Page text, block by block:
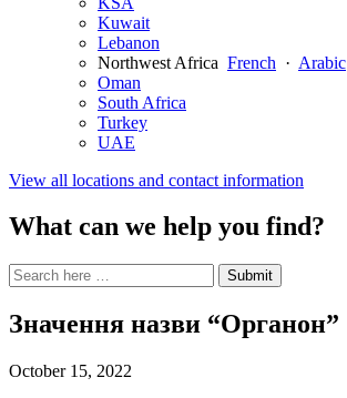
Kuwait
Lebanon
Northwest Africa French · Arabic
Oman
South Africa
Turkey
UAE
View all locations and contact information
What can we help you find?
Search
site
Search
for:
Submit
Значення назви “Органон”
October 15, 2022